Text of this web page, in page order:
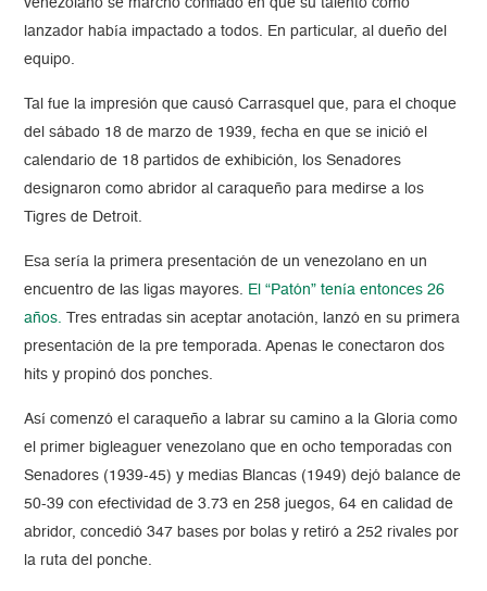
venezolano se marchó confiado en que su talento como
lanzador había impactado a todos. En particular, al dueño del
equipo.
Tal fue la impresión que causó Carrasquel que, para el choque
del sábado 18 de marzo de 1939, fecha en que se inició el
calendario de 18 partidos de exhibición, los Senadores
designaron como abridor al caraqueño para medirse a los
Tigres de Detroit.
Esa sería la primera presentación de un venezolano en un
encuentro de las ligas mayores. El “Patón” tenía entonces 26
años. Tres entradas sin aceptar anotación, lanzó en su primera
presentación de la pre temporada. Apenas le conectaron dos
hits y propinó dos ponches.
Así comenzó el caraqueño a labrar su camino a la Gloria como
el primer bigleaguer venezolano que en ocho temporadas con
Senadores (1939-45) y medias Blancas (1949) dejó balance de
50-39 con efectividad de 3.73 en 258 juegos, 64 en calidad de
abridor, concedió 347 bases por bolas y retiró a 252 rivales por
la ruta del ponche.